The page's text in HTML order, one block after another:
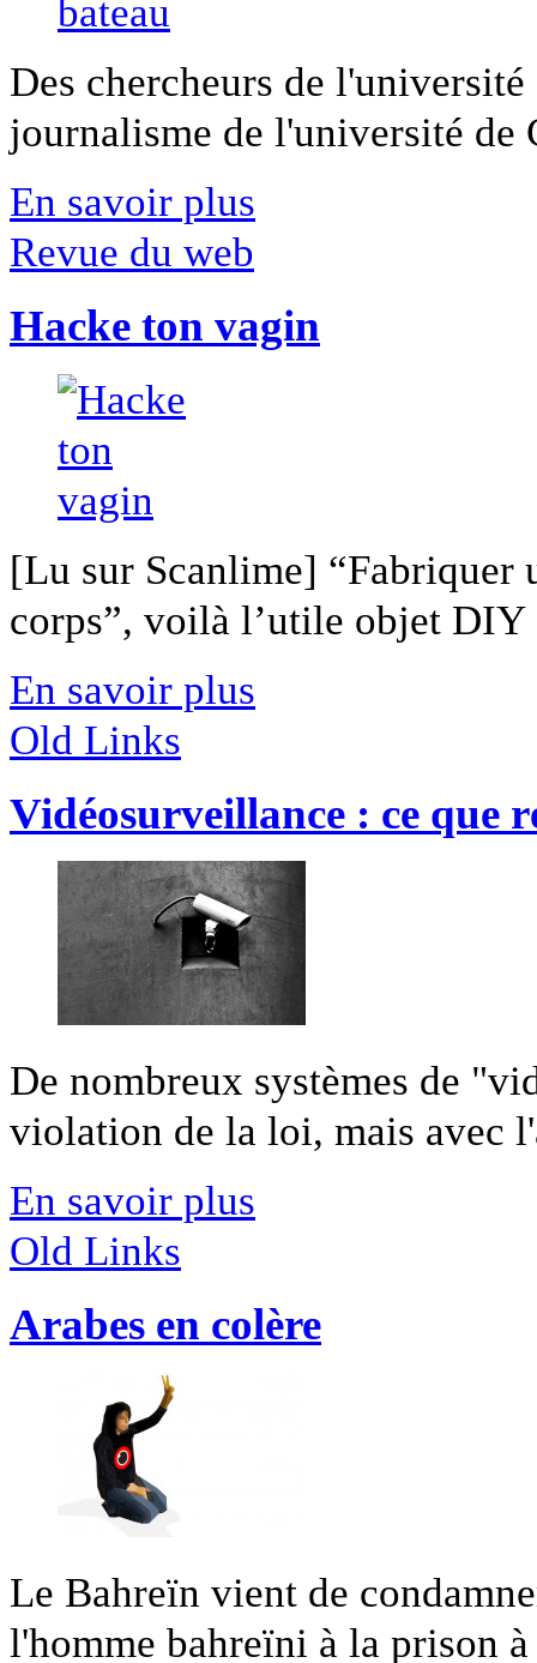
Des chercheurs de
journalisme de l'université
En savoir plus
Revue du web
Hacke ton vagin
[Lu sur Scanlime] “Fabriquer
corps”, voilà l’utile objet
En savoir plus
Old Links
Vidéosurveillance : ce que
De nombreux systèmes de
violation de la loi, mais avec
En savoir plus
Old Links
Arabes en colère
Le Bahreïn vient de
l'homme bahreïni à la prison